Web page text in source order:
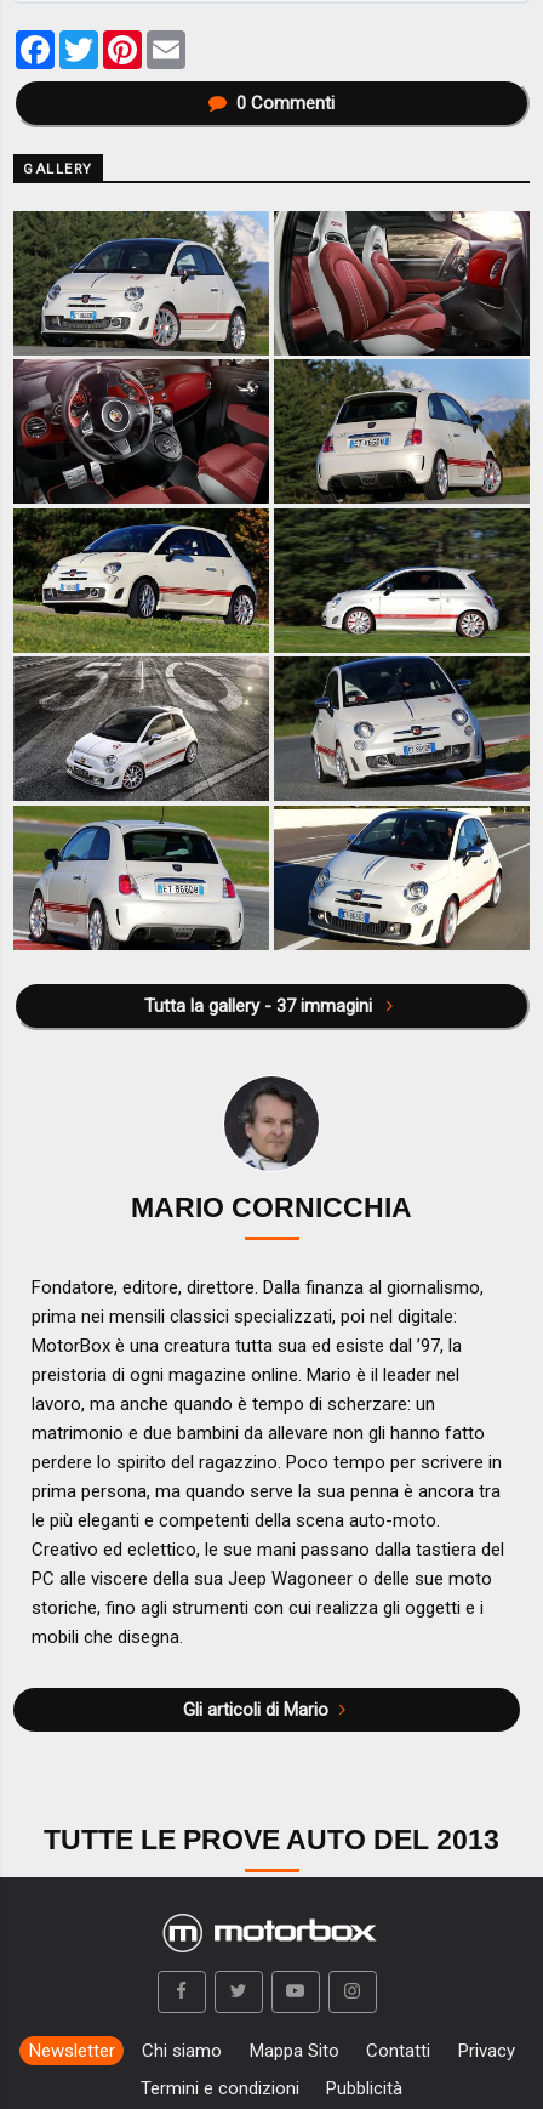
Facebook
TwitterPinterest
0Commenti
GALLERY
Tutta la gallery - 37 immagini
MARIO CORNICCHIA
Fondatore, editore, direttore. Dalla finanza al giornalismo,
prima nei mensili classici specializzati, poi nel digitale:
MotorBox è una creatura tutta sua ed esiste dal ’97, la
preistoria di ogni magazine online. Mario è il leader nel
lavoro, ma anche quando è tempo di scherzare: un
matrimonio e due bambini da allevare non gli hanno fatto
perdere lo spirito del ragazzino. Poco tempo per scrivere in
prima persona, ma quando serve la sua penna è ancora tra
le più eleganti e competenti della scena auto-moto.
Creativo ed eclettico, le sue mani passano dalla tastiera del
PC alle viscere della sua Jeep Wagoneer o delle sue moto
storiche, fino agli strumenti con cui realizza gli oggetti e i
mobili che disegna.
Gli articoli di Mario
TUTTE LE PROVE AUTO DEL 2013
Newsletter Chi siamo Mappa Sito Contatti
Privacy
Termini e condizioni
Pubblicità